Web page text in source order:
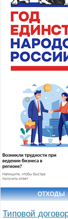
ОТХОДЫ
Типовой